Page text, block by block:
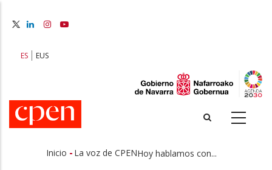
principal
ES EUS
Inicio - La voz de CPENHoy hablamos con...